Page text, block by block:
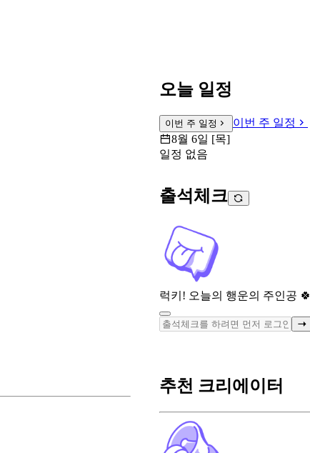
오늘 일정
이번 주 일정
이번 주 일정
8월 6일 [목]
일정 없음
출석체크
럭키! 오늘의 행운의 주인공 🍀
추천 크리에이터